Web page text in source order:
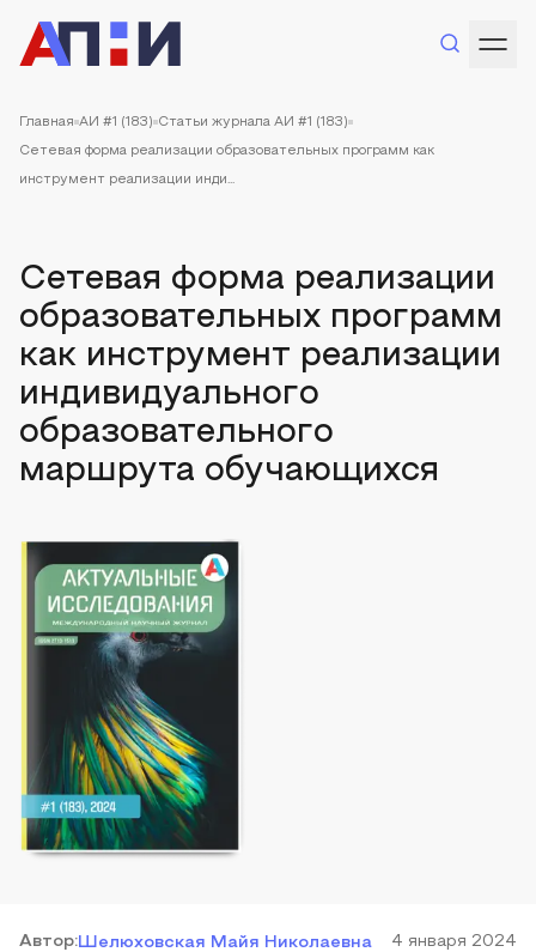
Главная АИ #1 (183) Статьи журнала АИ #1 (183)
Сетевая форма реализации образовательных программ как
инструмент реализации инди...
Сетевая форма реализации
образовательных программ
как инструмент реализации
индивидуального
образовательного
маршрута обучающихся
Автор:Шелюховская Майя Николаевна 4 января 2024